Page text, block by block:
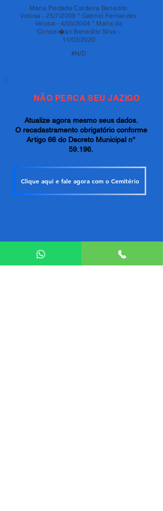
Maria Piedade Caldeira Benedito
Velosa - 25/7/2009 * Gabriel Fernandes
Velosa - 4/05/2004 * Maria da
Concei�ao Benedito Silva -
11/03/2020
#N/D
NÃO PERCA SEU JAZIGO
Atualize agora mesmo seus dados.
O recadastramento obrigatório conforme
Artigo 66 do Decreto Municipal n°
59.196.
Clique aqui e fale agora com o Cemitério